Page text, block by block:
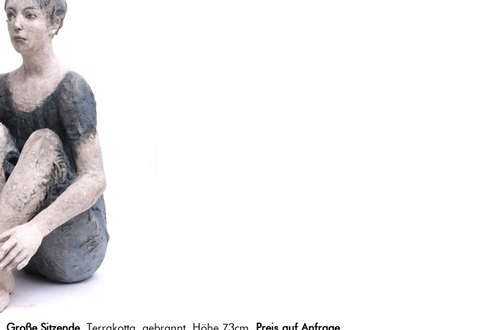
, Große Sitzende, Terrakotta, gebrannt, Höhe 73cm, Preis auf Anfrage,